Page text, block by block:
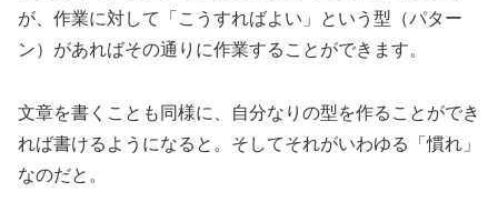
が、作業に対して「こうすればよい」という型（パター
ン）があればその通りに作業することができます。
文章を書くことも同様に、自分なりの型を作ることができ
れば書けるようになると。そしてそれがいわゆる「慣れ」
なのだと。